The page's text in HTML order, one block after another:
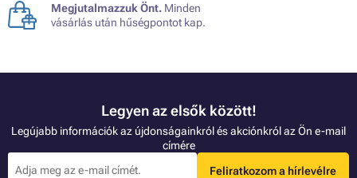
Megjutalmazzuk Önt. Minden
vásárlás után hűségpontot kap.
Legyen az elsők között!
Legújabb információk az újdonságainkról és akciónkról az Ön e-mail
címére
Feliratkozom a hírlevélre